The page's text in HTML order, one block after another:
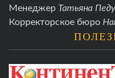
Менеджер Татьяна
Корректорское бюро